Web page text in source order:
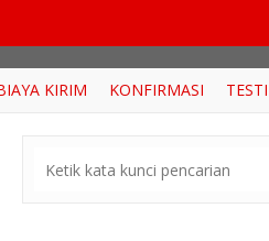
KIRIM KONFIRMASI